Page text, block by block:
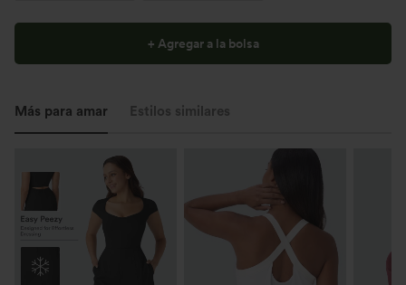
+ Agregar a la bolsa
Más para amar Estilos similares